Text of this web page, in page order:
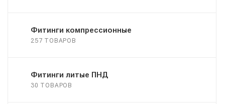
Фитинги компрессионные
257 ТОВАРОВ
Фитинги литые ПНД
30 ТОВАРОВ